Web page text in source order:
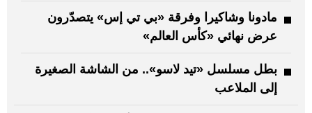
مادونا وشاكيرا وفرقة «بي تي إس» يتصدّرون
عرض نهائي «كأس العالم»
بطل مسلسل «تيد لاسو».. من الشاشة الصغيرة
إلى الملاعب